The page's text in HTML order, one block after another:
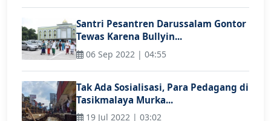
Santri Pesantren Darussalam Gontor
Tewas Karena Bullyin...
06 Sep 2022 | 04:55
Tak Ada Sosialisasi, Para Pedagang di
Tasikmalaya Murka...
19 Jul 2022 | 03:02